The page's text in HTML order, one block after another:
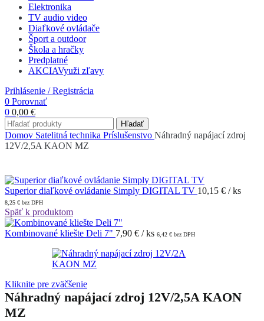
Elektronika
TV audio video
Diaľkové ovládače
Šport a outdoor
Škola a hračky
Predplatné
AKCIAVyuži zľavy
Prihlásenie / Registrácia
0 Porovnať
0 0,00 €
Hľadať
Domov Satelitná technika Príslušenstvo Náhradný napájací zdroj
12V/2,5A KAON MZ
Superior diaľkové ovládanie Simply DIGITAL TV 10,15 € / ks
8,25 € bez DPH
Späť k produktom
Kombinované kliešte Deli 7" 7,90 € / ks 6,42 € bez DPH
Kliknite pre zväčšenie
Náhradný napájací zdroj 12V/2,5A KAON
MZ